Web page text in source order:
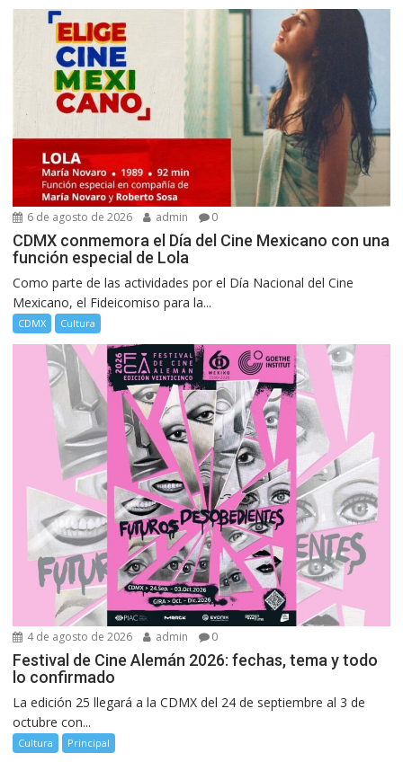
6 de agosto de 2026 admin 0
CDMX conmemora el Día del Cine Mexicano con una
función especial de Lola
Como parte de las actividades por el Día Nacional del Cine
Mexicano, el Fideicomiso para la...
CDMX Cultura
4 de agosto de 2026 admin 0
Festival de Cine Alemán 2026: fechas, tema y todo
lo confirmado
La edición 25 llegará a la CDMX del 24 de septiembre al 3 de
octubre con...
Cultura Principal